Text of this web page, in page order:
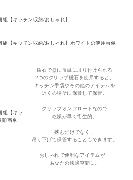
磁石で壁に簡単に取り付けられる
2つのクリップ磁石を使用すると、
キッチン手袋やその他のアイテムを
近くの場所に保管して保管。
クリップオンフロートなので
乾燥が早く衛生的。
挟むだけでなく、
吊り下げて保管することもできます。
おしゃれで便利なアイテムが、
あなたの快適空間に。